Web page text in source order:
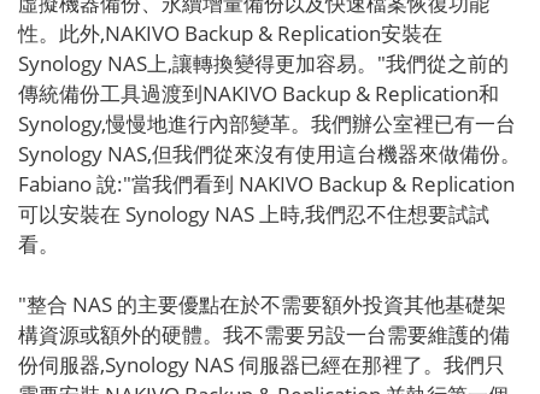
性。此外,NAKIVO Backup & Replication安裝在
Synology NAS上,讓轉換變得更加容易。"我們從之前的
傳統備份工具過渡到NAKIVO Backup & Replication和
Synology,慢慢地進行內部變革。我們辦公室裡已有一台
Synology NAS,但我們從來沒有使用這台機器來做備份。
Fabiano 說:"當我們看到 NAKIVO Backup & Replication
可以安裝在 Synology NAS 上時,我們忍不住想要試試
看。
"整合 NAS 的主要優點在於不需要額外投資其他基礎架
構資源或額外的硬體。我不需要另設一台需要維護的備
份伺服器,Synology NAS 伺服器已經在那裡了。我們只